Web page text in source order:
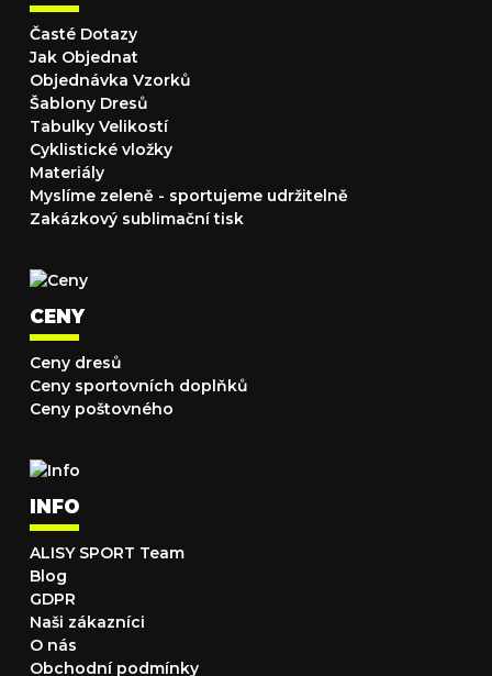
Časté Dotazy
Jak Objednat
Objednávka Vzorků
Šablony Dresů
Tabulky Velikostí
Cyklistické vložky
Materiály
Myslíme zeleně - sportujeme udržitelně
Zakázkový sublimační tisk
CENY
Ceny dresů
Ceny sportovních doplňků
Ceny poštovného
INFO
ALISY SPORT Team
Blog
GDPR
Naši zákazníci
O nás
Obchodní podmínky